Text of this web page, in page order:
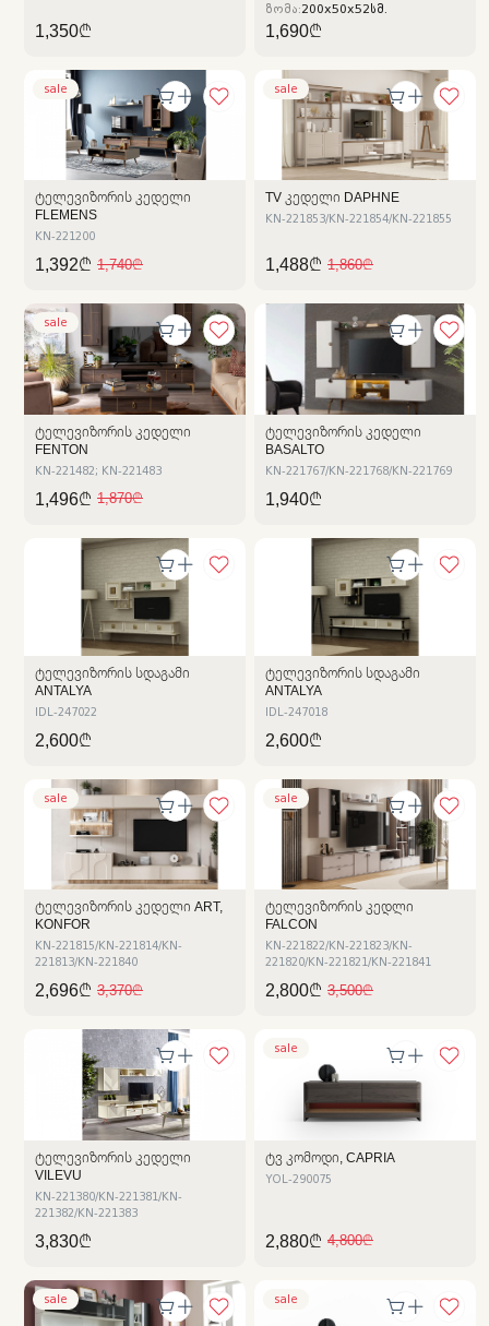
1,350₾
ზომა:200x50x52სმ.
1,690₾
sale
ᲢᲔᲚᲔᲕᲘᲖᲝᲠᲘᲡ ᲙᲔᲓᲔᲚᲘ
FLEMENS
KN-221200
1,392₾ 1,740₾
sale
TV ᲙᲔᲓᲔᲚᲘ DAPHNE
KN-221853/KN-221854/KN-221855
1,488₾ 1,860₾
sale
ᲢᲔᲚᲔᲕᲘᲖᲝᲠᲘᲡ ᲙᲔᲓᲔᲚᲘ
FENTON
KN-221482; KN-221483
1,496₾ 1,870₾
ᲢᲔᲚᲔᲕᲘᲖᲝᲠᲘᲡ ᲙᲔᲓᲔᲚᲘ
BASALTO
KN-221767/KN-221768/KN-221769
1,940₾
ᲢᲔᲚᲔᲕᲘᲖᲝᲠᲘᲡ ᲡᲓᲐᲒᲐᲛᲘ
ANTALYA
IDL-247022
2,600₾
ᲢᲔᲚᲔᲕᲘᲖᲝᲠᲘᲡ ᲡᲓᲐᲒᲐᲛᲘ
ANTALYA
IDL-247018
2,600₾
sale
ᲢᲔᲚᲔᲕᲘᲖᲝᲠᲘᲡ ᲙᲔᲓᲔᲚᲘ ART,
KONFOR
KN-221815/KN-221814/KN-
221813/KN-221840
2,696₾ 3,370₾
sale
ᲢᲔᲚᲔᲕᲘᲖᲝᲠᲘᲡ ᲙᲔᲓᲚᲘ
FALCON
KN-221822/KN-221823/KN-
221820/KN-221821/KN-221841
2,800₾ 3,500₾
ᲢᲔᲚᲔᲕᲘᲖᲝᲠᲘᲡ ᲙᲔᲓᲔᲚᲘ
VILEVU
KN-221380/KN-221381/KN-
221382/KN-221383
3,830₾
sale
ᲢᲕ ᲙᲝᲛᲝᲓᲘ, CAPRIA
YOL-290075
2,880₾ 4,800₾
sale sale